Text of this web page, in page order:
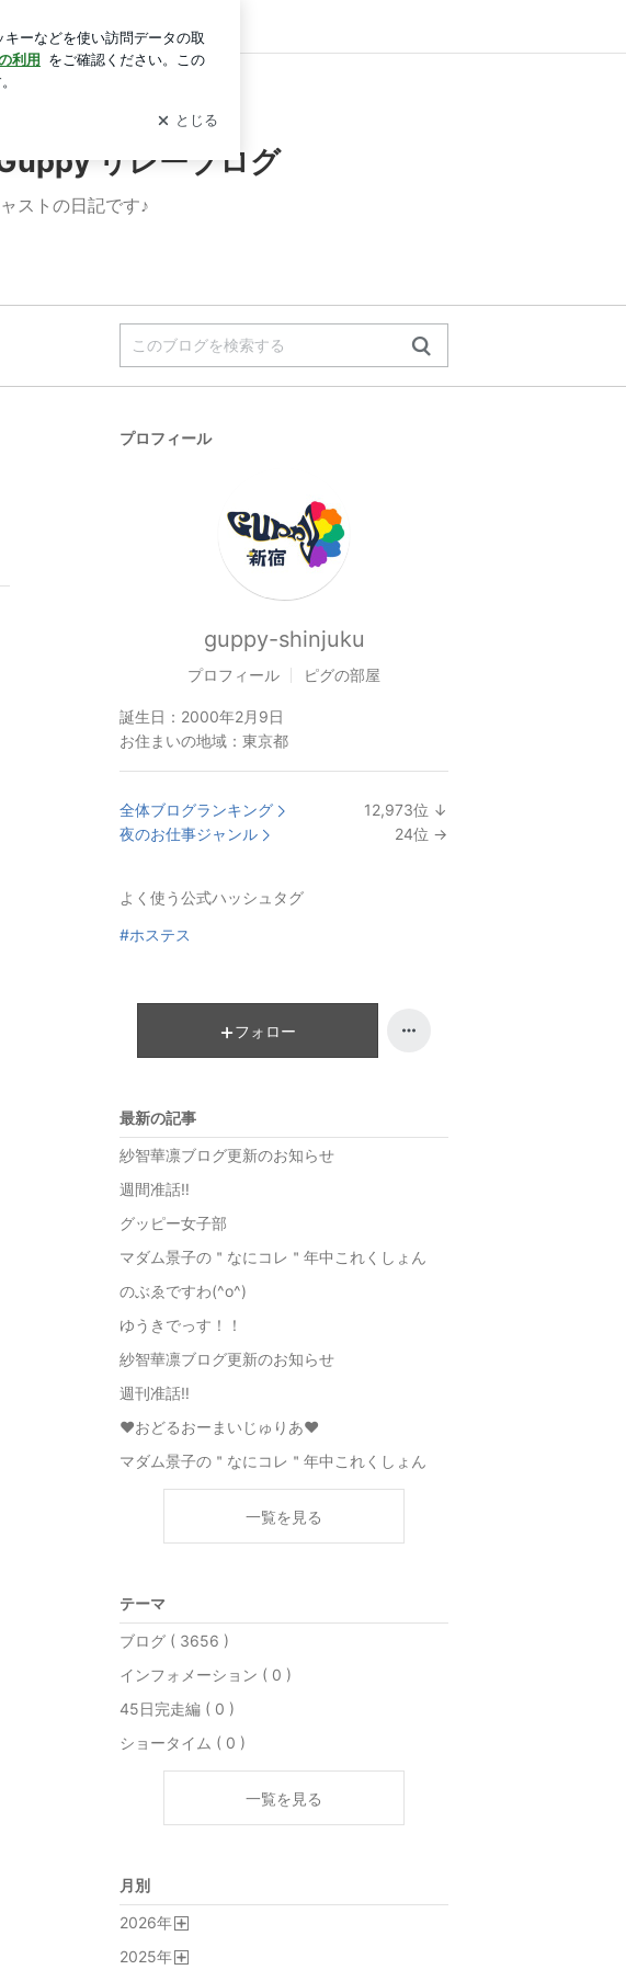
ログイン
リレーブログ
ストの日記です♪
プロフィール
guppy-shinjuku
プロフィール ピグの部屋
誕生日： 2000年2月9日
お住まいの地域： 東京都
全体ブログランキング 12,973位 ↓
夜のお仕事ジャンル 24位 →
よく使う公式ハッシュタグ
#ホステス
フォロー
最新の記事
紗智華凛ブログ更新のお知らせ
週間准話‼️
グッピー女子部
マダム景子の＂なにコレ＂年中これくしょん
のぶゑですわ(^o^)
ゆうきでっす！！
紗智華凛ブログ更新のお知らせ
週刊准話‼️
❤️おどるおーまいじゅりあ❤️
マダム景子の＂なにコレ＂年中これくしょん
一覧を見る
テーマ
ブログ ( 3656 )
インフォメーション ( 0 )
45日完走編 ( 0 )
ショータイム ( 0 )
一覧を見る
月別
2026年
2025年